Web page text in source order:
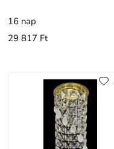
16 nap
29 817 Ft